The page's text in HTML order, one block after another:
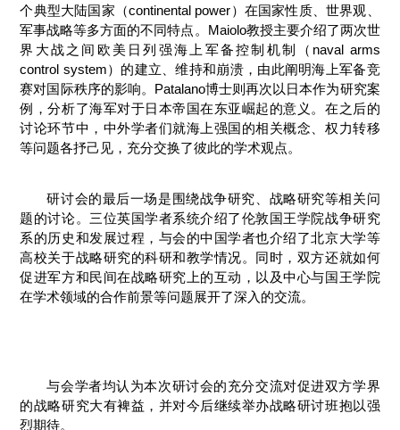
个典型大陆国家（continental power）在国家性质、世界观、
军事战略等多方面的不同特点。Maiolo教授主要介绍了两次世
界大战之间欧美日列强海上军备控制机制（naval arms
control system）的建立、维持和崩溃，由此阐明海上军备竞
赛对国际秩序的影响。Patalano博士则再次以日本作为研究案
例，分析了海军对于日本帝国在东亚崛起的意义。在之后的
讨论环节中，中外学者们就海上强国的相关概念、权力转移
等问题各抒己见，充分交换了彼此的学术观点。
研讨会的最后一场是围绕战争研究、战略研究等相关问
题的讨论。三位英国学者系统介绍了伦敦国王学院战争研究
系的历史和发展过程，与会的中国学者也介绍了北京大学等
高校关于战略研究的科研和教学情况。同时，双方还就如何
促进军方和民间在战略研究上的互动，以及中心与国王学院
在学术领域的合作前景等问题展开了深入的交流。
与会学者均认为本次研讨会的充分交流对促进双方学界
的战略研究大有裨益，并对今后继续举办战略研讨班抱以强
烈期待。